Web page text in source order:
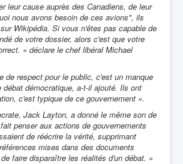
leur cause auprès des Canadiens, de leur
nous avons besoin de ces avions", ils
Wikipédia. Si vous n'êtes pas capable de
de votre dossier, alors c'est que votre
» déclare le chef libéral Michael
de respect pour le public, c'est un manque
débat démocratique, a-t-il ajouté. Ils ont
c'est typique de ce gouvernement ».
Jack Layton, a donné le même son de
penser aux actions de gouvernements
de réécrire la vérité, supprimant
mises dans des documents
faire disparaître les réalités d'un débat. »